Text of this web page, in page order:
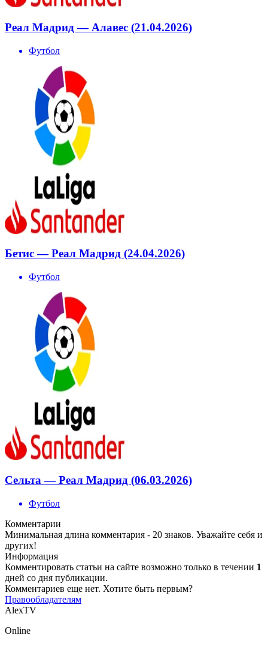
Реал Мадрид — Алавес (21.04.2026)
Футбол
Бетис — Реал Мадрид (24.04.2026)
Футбол
Сельта — Реал Мадрид (06.03.2026)
Футбол
Комментарии
Минимальная длина комментария - 20 знаков. Уважайте себя и
других!
Информация
Комментировать статьи на сайте возможно только в течении 1
дней со дня публикации.
Комментариев еще нет. Хотите быть первым?
Правообладателям
AlexTV
Online